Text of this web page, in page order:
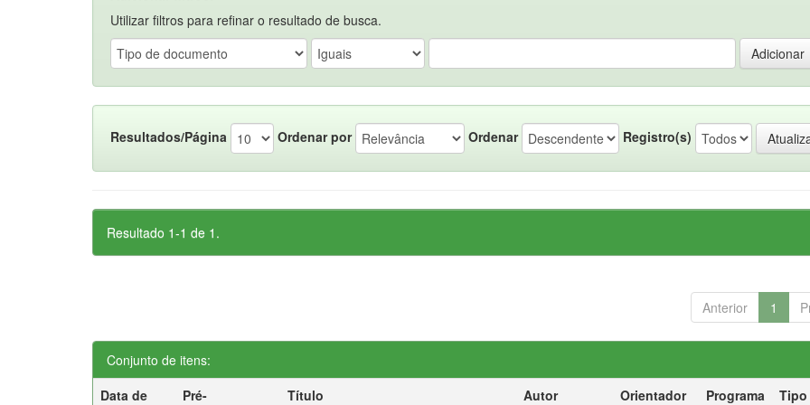
Utilizar filtros para refinar o resultado de busca.
Resultados/Página Ordenar por Ordenar Registro(s)
Resultado 1-1 de 1.
Anterior 1
Conjunto de itens:
Data de
Pré-
Título Autor Orientador Programa
Tipo